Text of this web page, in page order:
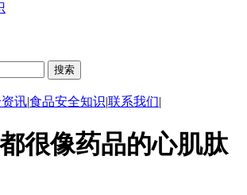
讯|食品安全知识|联系我们|
很像药品的心肌肽